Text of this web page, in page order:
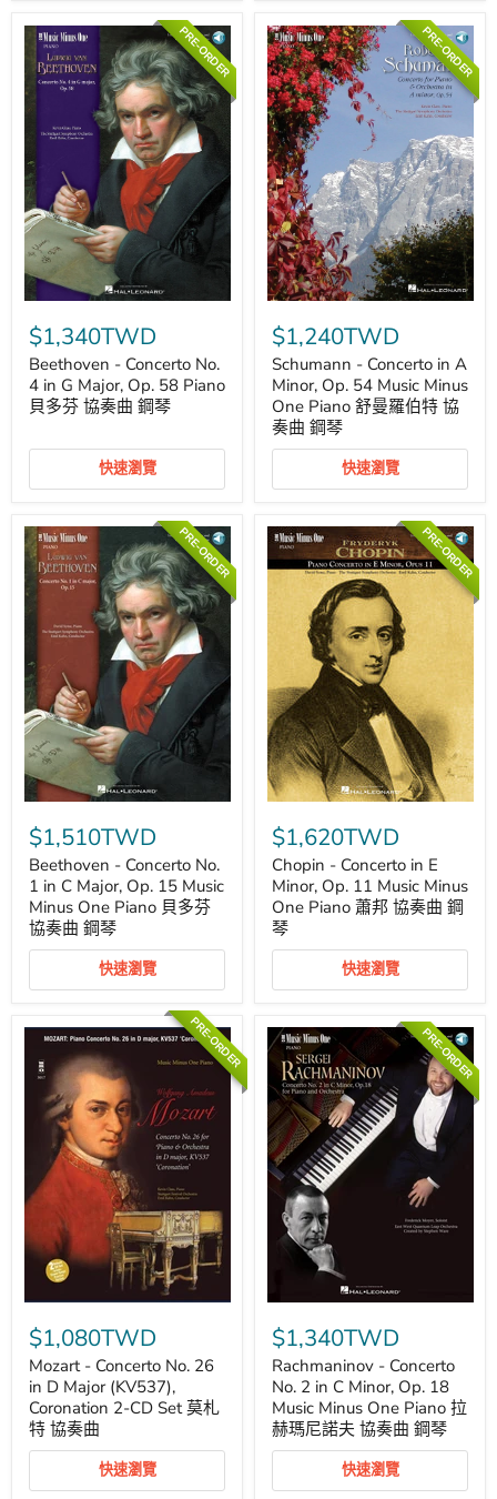
Op.
44
鋼
琴
協
奏
貝
多
芬
協
奏
曲
鋼
琴
Beethoven
Concerto
No.
4
in
G
Op.
Piano
多
芬
協
奏
曲
鋼
PRE-ORDER
$1,340TWD
Beethoven - Concerto No.
4 in G Major, Op. 58 Piano
貝多芬 協奏曲 鋼琴
快速瀏覽
Schumann
Concerto
in
A
Minor,
Op.
54
Music
One
舒
曼
羅
伯
PRE-ORDER
$1,240TWD
Schumann - Concerto in A
Minor, Op. 54 Music Minus
One Piano 舒曼羅伯特 協
奏曲 鋼琴
快速瀏覽
Beethoven
Concerto
No.
1
in
C
Major,
Op.
Music
One
Piano
多
琴
PRE-ORDER
$1,510TWD
Beethoven - Concerto No.
1 in C Major, Op. 15 Music
Minus One Piano 貝多芬
協奏曲 鋼琴
快速瀏覽
Chopin
Concerto
in
E
Minor,
Op.
11
Music
One
蕭
邦
協
奏
曲
鋼
琴
PRE-ORDER
$1,620TWD
Chopin - Concerto in E
Minor, Op. 11 Music Minus
One Piano 蕭邦 協奏曲 鋼
琴
快速瀏覽
Mozart
Concerto
No.
26
in
D
Major
(KV537),
Coronation
2-
PRE-ORDER
$1,080TWD
Mozart - Concerto No. 26
in D Major (KV537),
Coronation 2-CD Set 莫札
特 協奏曲
快速瀏覽
Rachmaninov
Concerto
No.
2
in
C
Minor,
Op.
Music
PRE-ORDER
$1,340TWD
Rachmaninov - Concerto
No. 2 in C Minor, Op. 18
Music Minus One Piano 拉
赫瑪尼諾夫 協奏曲 鋼琴
快速瀏覽